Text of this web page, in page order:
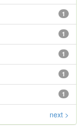
1
1
1
1
1
next >